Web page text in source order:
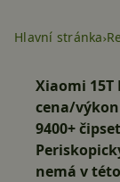
Hlavní stránka
Xiaomi
cena/
9400+
nemá v